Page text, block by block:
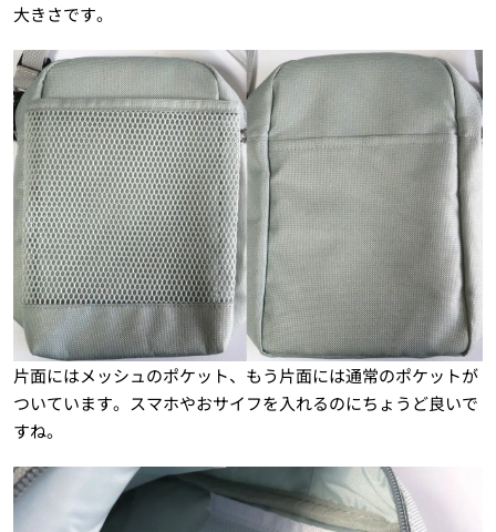
大きさです。
片面にはメッシュのポケット、もう片面には通常のポケットが
ついています。スマホやおサイフを入れるのにちょうど良いで
すね。